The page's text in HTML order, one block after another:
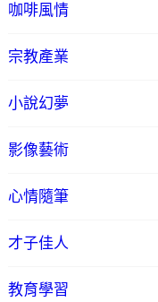
咖啡風情
宗教產業
小說幻夢
影像藝術
心情隨筆
才子佳人
教育學習